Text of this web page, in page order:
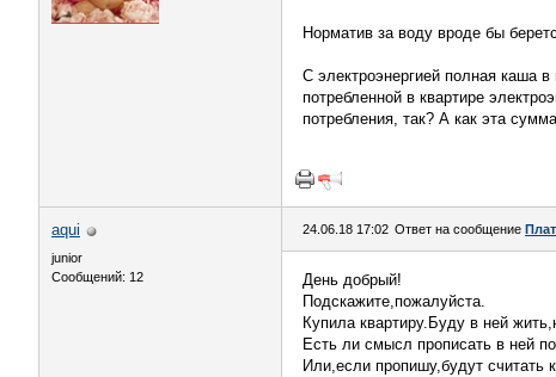
Норматив за воду вроде бы
С электроэнергией полная каша
потребленной в квартире
потребления, так? А как эта
aqui
junior
Сообщений: 12
24.06.18 17:02 Ответ на сообщение
День добрый!
Подскажите,пожалуйста.
Купила квартиру.Буду в ней
Есть ли смысл прописать в ней
Или,если пропишу,будут считать